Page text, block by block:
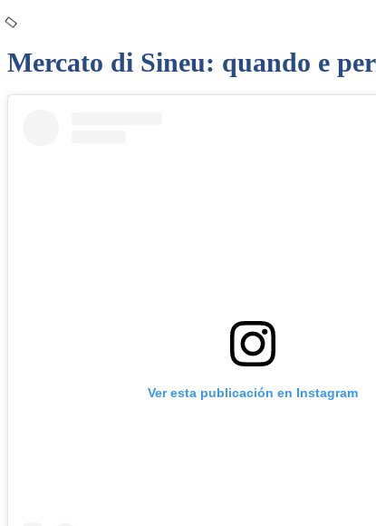
Mercato di Sineu: quando e
Ver esta publicación en Instagram